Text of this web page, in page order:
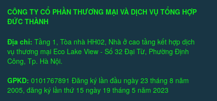
CÔNG TY CỔ PHẦN THƯƠNG MẠI VÀ DỊCH VỤ TỔNG HỢP
ĐỨC THÀNH
Địa chỉ: Tầng 1, Tòa nhà HH02, Nhà ở cao tầng kết hợp dịch
vụ thương mại Eco Lake View - Số 32 Đại Từ, Phường Định
Công, Tp. Hà Nội.
GPKD: 0101767891 Đăng ký lần đầu ngày 23 tháng 8 năm
2005, đăng ký lần thứ 15 ngày 19 tháng 5 năm 2023